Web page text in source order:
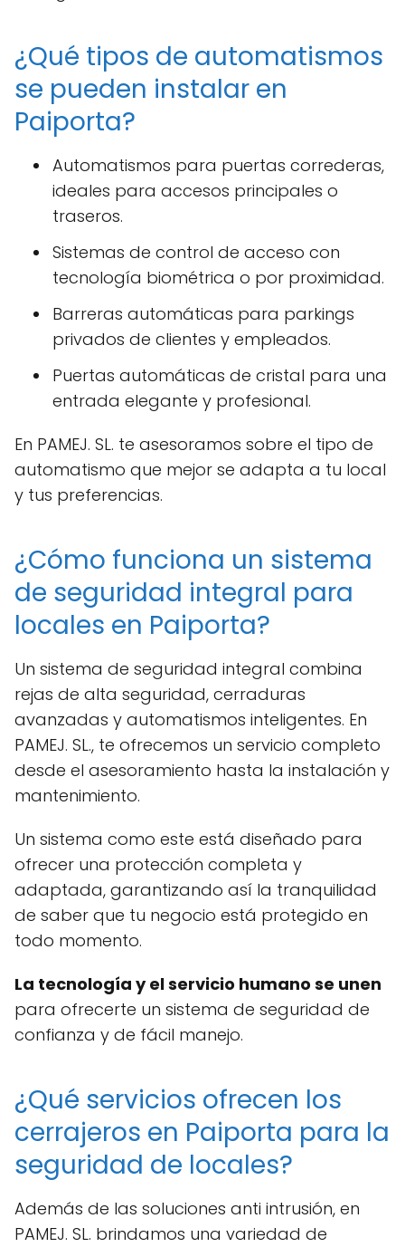
¿Qué tipos de automatismos
se pueden instalar en
Paiporta?
Automatismos para puertas correderas,
ideales para accesos principales o
traseros.
Sistemas de control de acceso con
tecnología biométrica o por proximidad.
Barreras automáticas para parkings
privados de clientes y empleados.
Puertas automáticas de cristal para una
entrada elegante y profesional.
En PAMEJ. SL. te asesoramos sobre el tipo de
automatismo que mejor se adapta a tu local
y tus preferencias.
¿Cómo funciona un sistema
de seguridad integral para
locales en Paiporta?
Un sistema de seguridad integral combina
rejas de alta seguridad, cerraduras
avanzadas y automatismos inteligentes. En
PAMEJ. SL., te ofrecemos un servicio completo
desde el asesoramiento hasta la instalación y
mantenimiento.
Un sistema como este está diseñado para
ofrecer una protección completa y
adaptada, garantizando así la tranquilidad
de saber que tu negocio está protegido en
todo momento.
La tecnología y el servicio humano se unen
para ofrecerte un sistema de seguridad de
confianza y de fácil manejo.
¿Qué servicios ofrecen los
cerrajeros en Paiporta para la
seguridad de locales?
Además de las soluciones anti intrusión, en
PAMEJ. SL. brindamos una variedad de